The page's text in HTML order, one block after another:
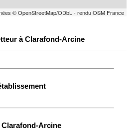
© OpenStreetMap/ODbL - rendu OSM France
à Clarafond-Arcine
Clarafond-Arcine